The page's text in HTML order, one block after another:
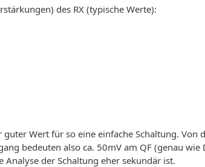
des RX (typische Werte):
Wert für so eine einfache Schaltung. Von
bedeuten also ca. 50mV am QF (genau
der Schaltung eher sekundär ist.